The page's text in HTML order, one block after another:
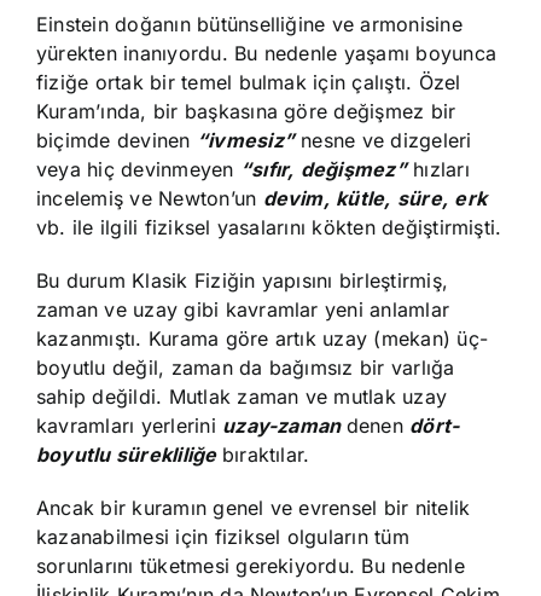
Einstein doğanın bütünselliğine ve armonisine
yürekten inanıyordu. Bu nedenle yaşamı boyunca
fiziğe ortak bir temel bulmak için çalıştı. Özel
Kuram’ında, bir başkasına göre değişmez bir
biçimde devinen “ivmesiz”nesne ve dizgeleri
veya hiç devinmeyen “sıfır, değişmez”hızları
incelemiş ve Newton’un devim, kütle, süre, erk
vb. ile ilgili fiziksel yasalarını kökten değiştirmişti.
Bu durum Klasik Fiziğin yapısını birleştirmiş,
zaman ve uzay gibi kavramlar yeni anlamlar
kazanmıştı. Kurama göre artık uzay (mekan) üç-
boyutlu değil, zaman da bağımsız bir varlığa
sahip değildi. Mutlak zaman ve mutlak uzay
kavramları yerlerini uzay-zaman denen dört-
boyutlu sürekliliğe bıraktılar.
Ancak bir kuramın genel ve evrensel bir nitelik
kazanabilmesi için fiziksel olguların tüm
sorunlarını tüketmesi gerekiyordu. Bu nedenle